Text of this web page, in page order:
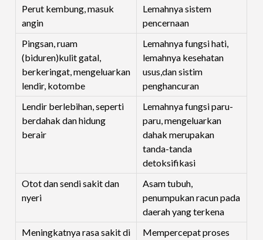
Perut kembung, masuk
angin
Lemahnya sistem
pencernaan
Pingsan, ruam
(biduren)kulit gatal,
berkeringat, mengeluarkan
lendir, kotombe
Lemahnya fungsi hati,
lemahnya kesehatan
usus,dan sistim
penghancuran
Lendir berlebihan, seperti
berdahak dan hidung
berair
Lemahnya fungsi paru-
paru, mengeluarkan
dahak merupakan
tanda-tanda
detoksifikasi
Otot dan sendi sakit dan
nyeri
Asam tubuh,
penumpukan racun pada
daerah yang terkena
Meningkatnya rasa sakit di
Mempercepat proses